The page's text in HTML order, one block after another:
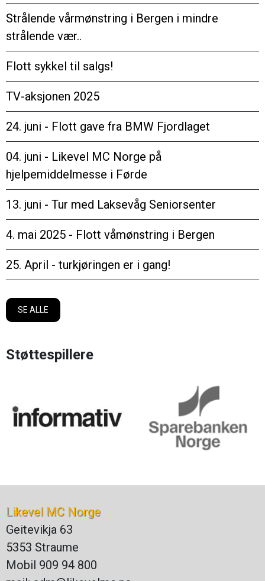
Strålende vårmønstring i Bergen i mindre
strålende vær..
Flott sykkel til salgs!
TV-aksjonen 2025
24. juni - Flott gave fra BMW Fjordlaget
04. juni - Likevel MC Norge på
hjelpemiddelmesse i Førde
13. juni - Tur med Laksevåg Seniorsenter
4. mai 2025 - Flott våmønstring i Bergen
25. April - turkjøringen er i gang!
SE ALLE
Støttespillere
Likevel MC Norge
Geitevikja 63
5353 Straume
Mobil 909 94 800